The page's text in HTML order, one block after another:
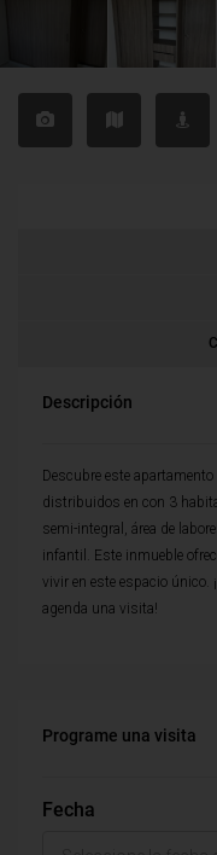
Descripción
Descubre este
distribuidos en con 3
semi-integral, área de
infantil. Este inmueble
vivir en este espacio único.
agenda una visita!
Programe una visita
Fecha